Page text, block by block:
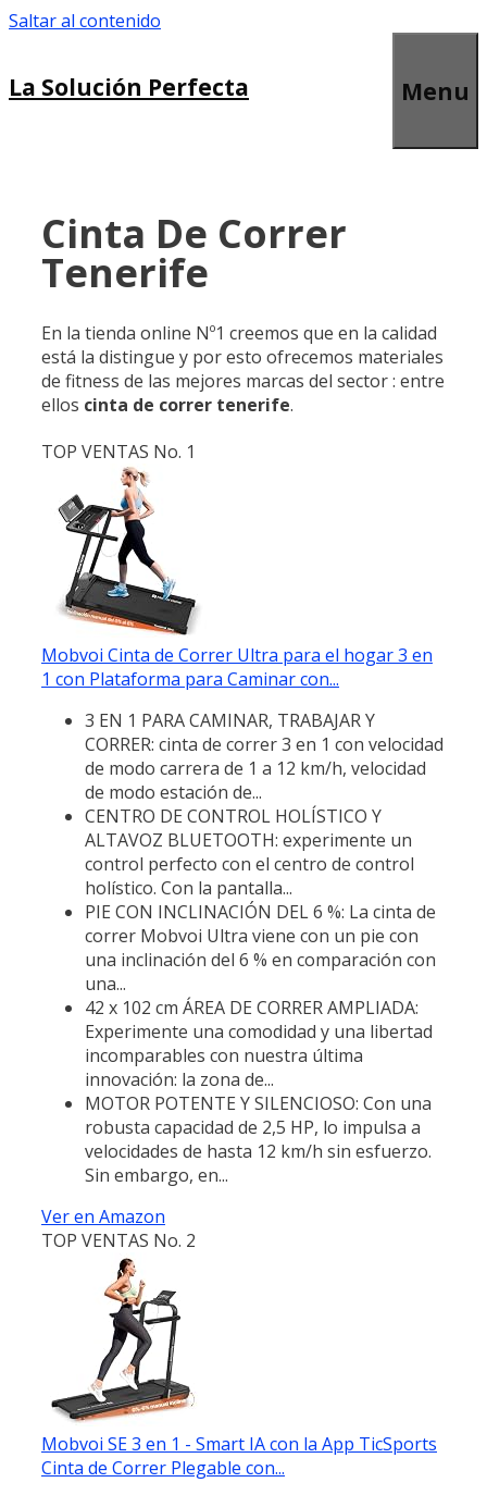
Saltar al contenido
La Solución Perfecta Menu
Cinta De Correr
Tenerife
En la tienda online Nº1 creemos que en la calidad
está la distingue y por esto ofrecemos materiales
de fitness de las mejores marcas del sector : entre
ellos cinta de correr tenerife.
TOP VENTAS No. 1
Mobvoi Cinta de Correr Ultra para el hogar 3 en
1 con Plataforma para Caminar con...
3 EN 1 PARA CAMINAR, TRABAJAR Y
CORRER: cinta de correr 3 en 1 con velocidad
de modo carrera de 1 a 12 km/h, velocidad
de modo estación de...
CENTRO DE CONTROL HOLÍSTICO Y
ALTAVOZ BLUETOOTH: experimente un
control perfecto con el centro de control
holístico. Con la pantalla...
PIE CON INCLINACIÓN DEL 6 %: La cinta de
correr Mobvoi Ultra viene con un pie con
una inclinación del 6 % en comparación con
una...
42 x 102 cm ÁREA DE CORRER AMPLIADA:
Experimente una comodidad y una libertad
incomparables con nuestra última
innovación: la zona de...
MOTOR POTENTE Y SILENCIOSO: Con una
robusta capacidad de 2,5 HP, lo impulsa a
velocidades de hasta 12 km/h sin esfuerzo.
Sin embargo, en...
Ver en Amazon
TOP VENTAS No. 2
Mobvoi SE 3 en 1 - Smart IA con la App TicSports
Cinta de Correr Plegable con...